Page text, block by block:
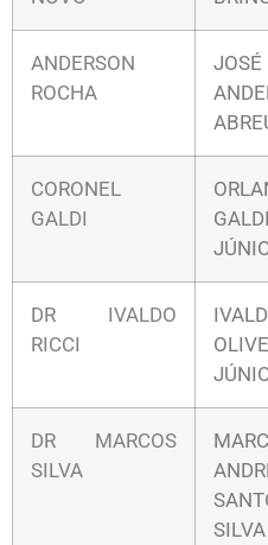
ANDERSON
ROCHA
JOSÉ
CORONEL
GALDI
DR IVALDO
RICCI
DR MARCOS
SILVA
SILVA